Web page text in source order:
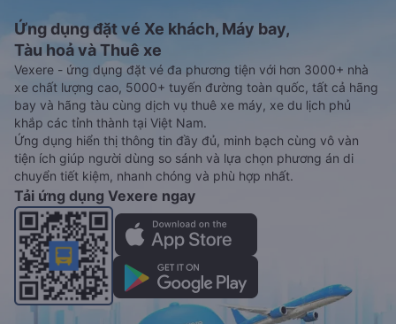
Ứng dụng đặt vé Xe khách, Máy bay,
Tàu hoả và Thuê xe
Vexere - ứng dụng đặt vé đa phương tiện với hơn 3000+ nhà
xe chất lượng cao, 5000+ tuyến đường toàn quốc, tất cả hãng
bay và hãng tàu cùng dịch vụ thuê xe máy, xe du lịch phủ
khắp các tỉnh thành tại Việt Nam.
Ứng dụng hiển thị thông tin đầy đủ, minh bạch cùng vô vàn
tiện ích giúp người dùng so sánh và lựa chọn phương án di
chuyển tiết kiệm, nhanh chóng và phù hợp nhất.
Tải ứng dụng Vexere ngay